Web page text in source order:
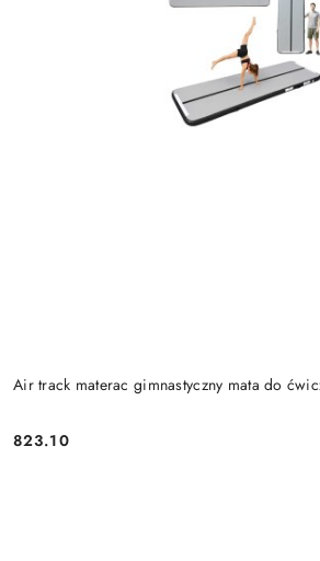
Air track materac gimnastyczny mata do
Cena:
823.10